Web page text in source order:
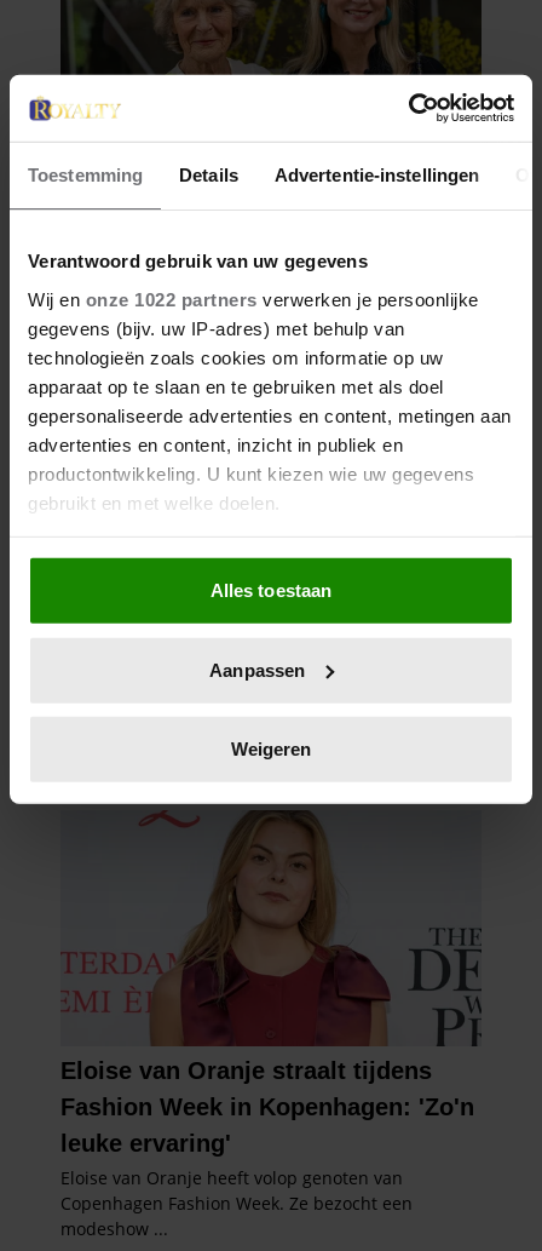
Toestemming Details Advertentie-instellingen
Verantwoord gebruik van uw gegevens
Wij en onze 1022 partners verwerken je persoonlijke
gegevens (bijv. uw IP-adres) met behulp van
technologieën zoals cookies om informatie op uw
apparaat op te slaan en te gebruiken met als doel
gepersonaliseerde advertenties en content, metingen aan
advertenties en content, inzicht in publiek en
productontwikkeling. U kunt kiezen wie uw gegevens
gebruikt en met welke doelen.
Als u het toestaat, willen we ook graag:
Informatie verzamelen over uw geografische
locatie, die tot een paar meter nauwkeurig kan zijn
scannen op specifieke eigenschappen (fingerprinting)
verwerkt en stel uw voorkeuren in het
intrekken in de Cookieverklaring.
We gebruiken cookies om content en advertenties te
personaliseren, om functies voor social media te bieden
en om ons websiteverkeer te analyseren. Ook delen we
informatie over uw gebruik van onze site met onze
partners voor social media, adverteren en analyse. Deze
partners kunnen deze gegevens combineren met andere
informatie die u aan ze heeft verstrekt of die ze hebben
verzameld op basis van uw gebruik van hun services. U
gaat akkoord met onze cookies als u onze website blijft
gebruiken.
Alles toestaan
Aanpassen
Weigeren